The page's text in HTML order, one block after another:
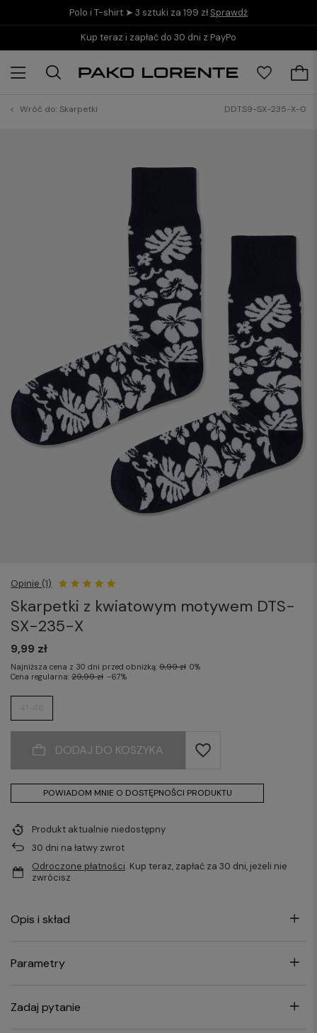
Polo i T-shirt ➤ 3 sztuki za 199 zł Sprawdź
Kup teraz i zapłać do 30 dni z PayPo
Wróć do:Skarpetki DDTS9-SX-235-X-0
Opinie (1)
Skarpetki z kwiatowym motywem DTS-
SX-235-X
9,99 zł
Najniższa cena z 30 dni przed obniżką: 9,99 zł 0%
Cena regularna: 29,99 zł -67%
DODAJ DO KOSZYKA
POWIADOM MNIE O DOSTĘPNOŚCI PRODUKTU
Produkt aktualnie niedostępny
30 dni na łatwy zwrot
Odroczone płatności. Kup teraz, zapłać za 30 dni, jeżeli nie
zwrócisz
Opis i skład
Parametry
Zadaj pytanie